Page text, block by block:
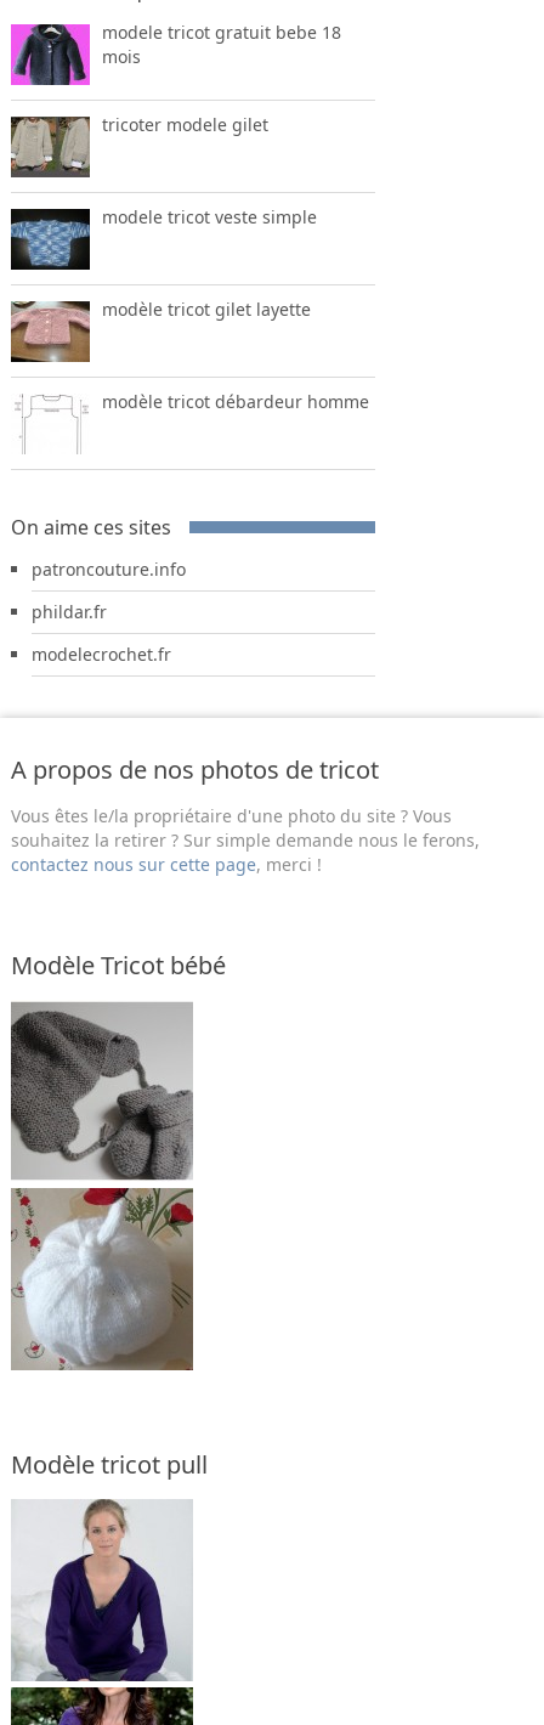
modele tricot gratuit bebe 18
mois
tricoter modele gilet
modele tricot veste simple
modèle tricot gilet layette
modèle tricot débardeur homme
On aime ces sites
patroncouture.info
phildar.fr
modelecrochet.fr
A propos de nos photos de tricot
Vous êtes le/la propriétaire d'une photo du site ? Vous
souhaitez la retirer ? Sur simple demande nous le ferons,
contactez nous sur cette page, merci !
Modèle Tricot bébé
Modèle tricot pull